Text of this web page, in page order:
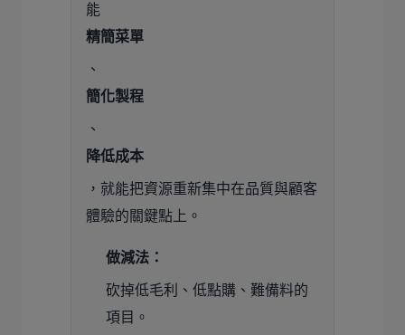
能
精簡菜單
、
簡化製程
、
降低成本
，就能把資源重新集中在品質與顧客
體驗的關鍵點上。
做減法：
砍掉低毛利、低點購、難備料的
項目。